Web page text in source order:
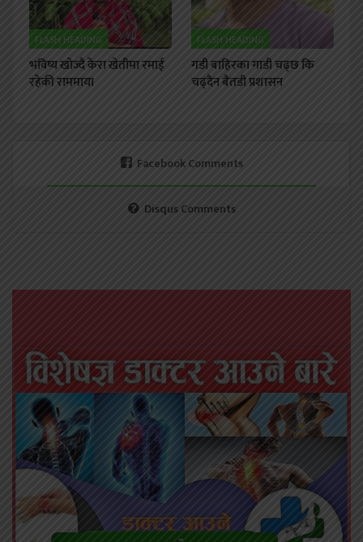
FLASH HEADING
भविष्य खोज्दै केरा खेतीमा रमाई
रहेकी राममाया
FLASH HEADING
गडी बाहिरका गाडी चढ्छ कि
चढ्दैन बैतडी प्रशासन
Facebook Comments
Disqus Comments